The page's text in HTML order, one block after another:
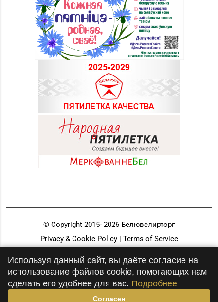
© Copyright 2015- 2026 Белювелирторг
Privacy & Cookie Policy | Terms of Service
Используя данный сайт, вы даёте согласие на
использование файлов cookie, помогающих нам
сделать его удобнее для вас. Подробнее
Согласен